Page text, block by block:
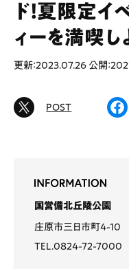
# ファミリーにおすすめ
# テイクア
Gourmet
ド！夏限定イ
ィーを満喫し
更新：2023.07.26 公開：
POST
国営備北丘陵公園
庄原市三日市町4-10
TEL.0824-72-7000